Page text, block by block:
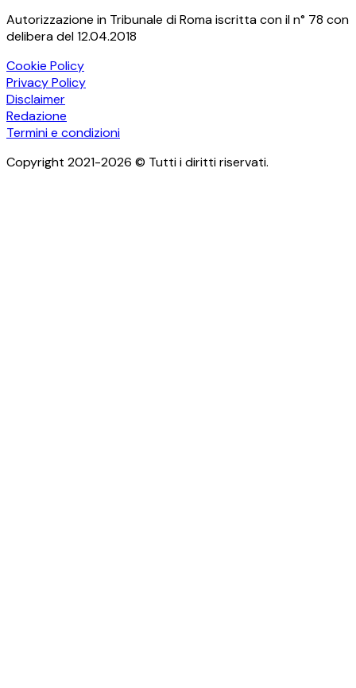
Autorizzazione in Tribunale di Roma iscritta con il n° 78 con
delibera del 12.04.2018
Cookie Policy
Privacy Policy
Disclaimer
Redazione
Termini e condizioni
Copyright 2021-2026 © Tutti i diritti riservati.